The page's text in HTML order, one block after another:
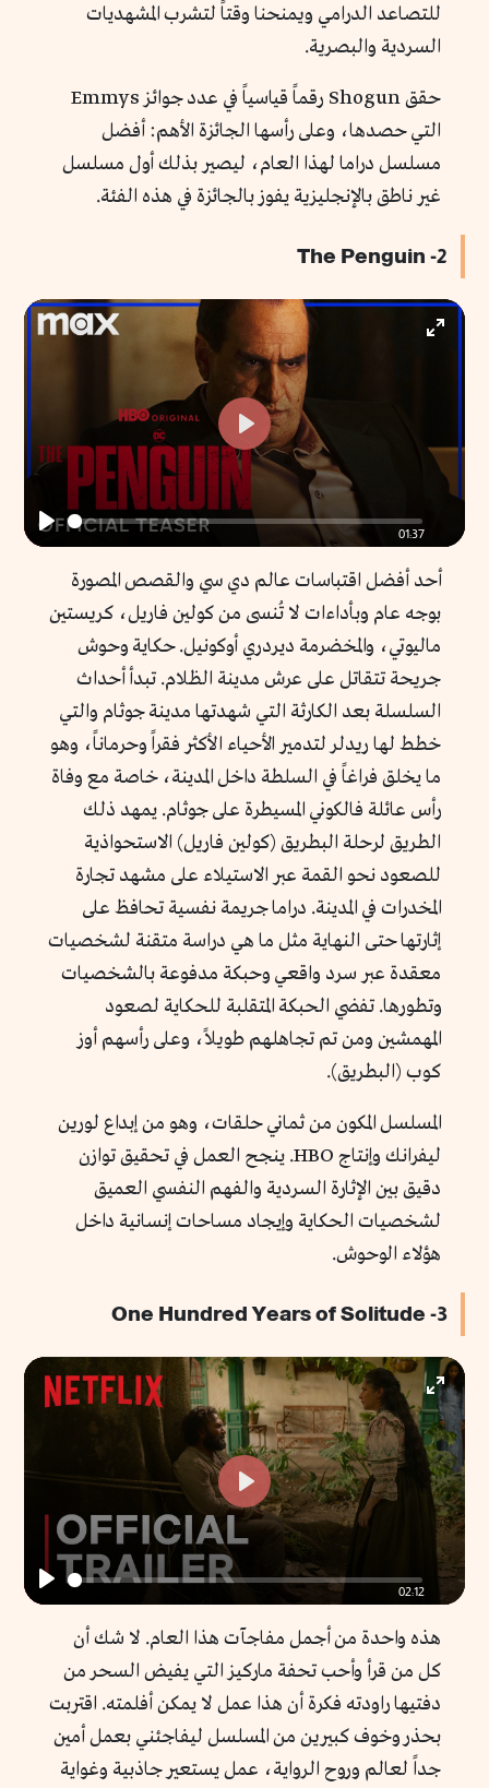
للتصاعد الدرامي ويمنحنا وقتاً لتشرب المشهديات
السردية والبصرية.
حقق Shogun رقماً قیاسیاً في عدد جوائز Emmys
التي حصدھا، وعلى رأسھا الجائزة الأھم: أفضل
مسلسل دراما لھذا العام، ليصير بذلك أول مسلسل
غير ناطق بالإنجليزية يفوز بالجائزة في هذه الفئة.
2- The Penguin
Play
01:37
Play
أحد أفضل اقتباسات عالم دي سي والقصص المصورة
بوجه عام وبأداءات لا تُنسى من كولين فاريل، كريستين
ماليوتي، والمخضرمة ديردري أوكونيل. حكاية وحوش
جريحة تتقاتل على عرش مدينة الظلام. تبدأ أحداث
السلسلة بعد الكارثة التي شهدتها مدينة جوثام والتي
خطط لها ريدلر لتدمير الأحياء الأكثر فقراً وحرماناً، وهو
ما يخلق فراغاً في السلطة داخل المدينة، خاصة مع وفاة
رأس عائلة فالكوني المسيطرة على جوثام. يمهد ذلك
الطريق لرحلة البطريق (كولين فاريل) الاستحواذية
للصعود نحو القمة عبر الاستيلاء على مشهد تجارة
المخدرات في المدينة. دراما جريمة نفسية تحافظ على
إثارتها حتى النهاية مثل ما هي دراسة متقنة لشخصيات
معقدة عبر سرد واقعي وحبكة مدفوعة بالشخصيات
وتطورها. تفضي الحبكة المتقلبة للحكاية لصعود
المهمشين ومن تم تجاهلهم طويلاً، وعلى رأسهم أوز
كوب (البطريق).
المسلسل المكون من ثماني حلقات، وهو من إبداع لورين
ليفرانك وإنتاج HBO. ينجح العمل في تحقيق توازن
دقيق بين الإثارة السردية والفهم النفسي العميق
لشخصيات الحكاية وإيجاد مساحات إنسانية داخل
هؤلاء الوحوش.
3- One Hundred Years of Solitude
Play
02:12
Enter
Play
هذه واحدة من أجمل مفاجآت هذا العام. لا شك أن
كل من قرأ وأحب تحفة ماركيز التي يفيض السحر من
دفتيها راودته فكرة أن هذا عمل لا يمكن أفلمته. اقتربت
بحذر وخوف كبيرين من المسلسل ليفاجئني بعمل أمين
جداً لعالم وروح الرواية، عمل يستعير جاذبية وغواية